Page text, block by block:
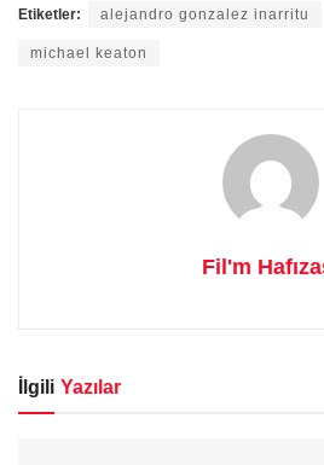
Etiketler: alejandro gonzalez inarritu
michael keaton
Fil'm
İlgili Yazılar